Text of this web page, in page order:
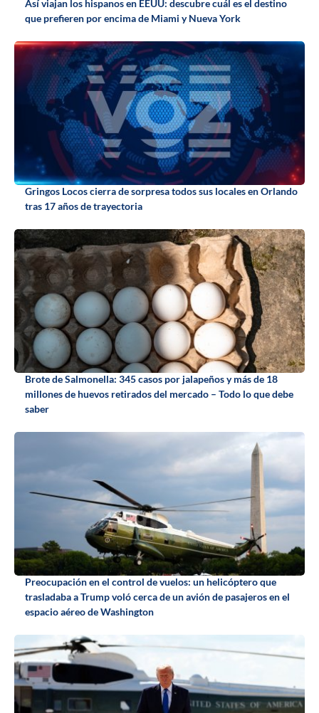
Así viajan los hispanos en EEUU: descubre cuál es el destino
que prefieren por encima de Miami y Nueva York
Gringos Locos cierra de sorpresa todos sus locales en Orlando
tras 17 años de trayectoria
Brote de Salmonella: 345 casos por jalapeños y más de 18
millones de huevos retirados del mercado – Todo lo que debe
saber
Preocupación en el control de vuelos: un helicóptero que
trasladaba a Trump voló cerca de un avión de pasajeros en el
espacio aéreo de Washington